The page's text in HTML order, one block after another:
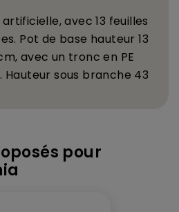
artificielle, avec 13 feuilles
es. Pot de base hauteur 13
avec un tronc en PE
sous branche 43
pour